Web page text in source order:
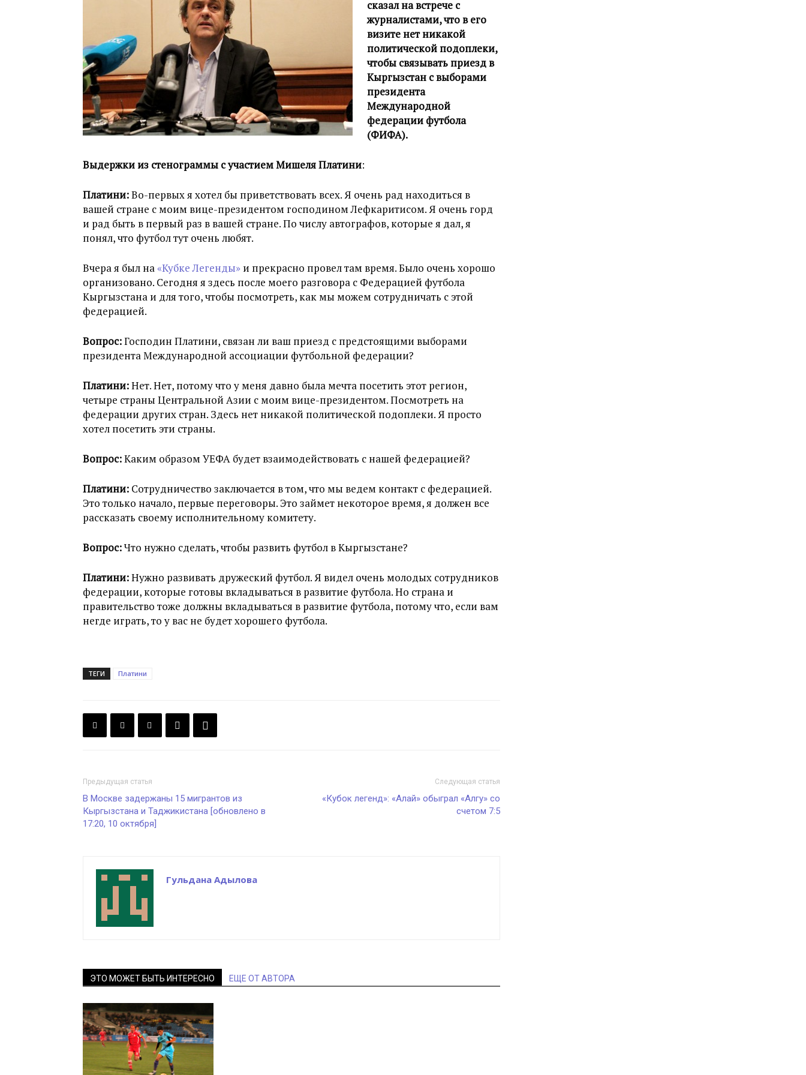
сказал на встрече с
журналистами, что в его
визите нет никакой
политической подоплеки,
чтобы связывать приезд в
Кыргызстан с выборами
президента
Международной
федерации футбола
(ФИФА).
Выдержки из стенограммы с участием Мишеля Платини:
Платини:Во-первых я хотел бы приветствовать всех. Я очень рад находиться в
вашей стране с моим вице-президентом господином Лефкаритисом. Я очень горд
и рад быть в первый раз в вашей стране. По числу автографов, которые я дал, я
понял, что футбол тут очень любят.
Вчера я был на«Кубке Легенды» и прекрасно провел там время. Было очень хорошо
организовано. Сегодня я здесь после моего разговора с Федерацией футбола
Кыргызстана и для того, чтобы посмотреть, как мы можем сотрудничать с этой
федерацией.
Вопрос:Господин Платини, связан ли ваш приезд с предстоящими выборами
президента Международной ассоциации футбольной федерации?
Платини:Нет. Нет, потому что у меня давно была мечта посетить этот регион,
четыре страны Центральной Азии с моим вице-президентом. Посмотреть на
федерации других стран. Здесь нет никакой политической подоплеки. Я просто
хотел посетить эти страны.
Вопрос:Каким образом УЕФА будет взаимодействовать с нашей федерацией?
Платини: Сотрудничество заключается в том, что мы ведем контакт с федерацией.
Это только начало, первые переговоры. Это займет некоторое время, я должен все
рассказать своему исполнительному комитету.
Вопрос:Что нужно сделать, чтобы развить футбол в Кыргызстане?
Платини:Нужно развивать дружеский футбол. Я видел очень молодых сотрудников
федерации, которые готовы вкладываться в развитие футбола. Но страна и
правительство тоже должны вкладываться в развитие футбола, потому что, если вам
негде играть, то у вас не будет хорошего футбола.
ТЕГИ Платини
Предыдущая статья
В Москве задержаны 15 мигрантов из
Кыргызстана и Таджикистана [обновлено в
17:20, 10 октября]
Следующая статья
«Кубок легенд»: «Алай» обыграл «Алгу» со
счетом 7:5
Гульдана Адылова
ЭТО МОЖЕТ БЫТЬ ИНТЕРЕСНО ЕЩЕ ОТ АВТОРА